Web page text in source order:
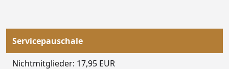
Servicepauschale
Nichtmitglieder: 17,95 EUR